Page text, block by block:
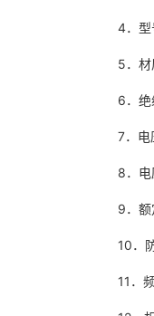
4．
5
6
7．
8．
9．
10．
11